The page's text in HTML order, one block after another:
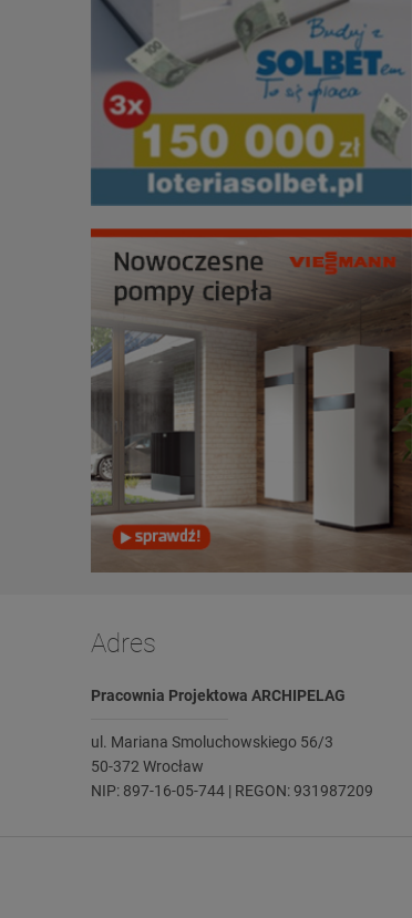
Adres
Pracownia Projektowa ARCHIPELAG
ul. Mariana Smoluchowskiego 56/3
50-372 Wrocław
NIP: 897-16-05-744 | REGON: 931987209